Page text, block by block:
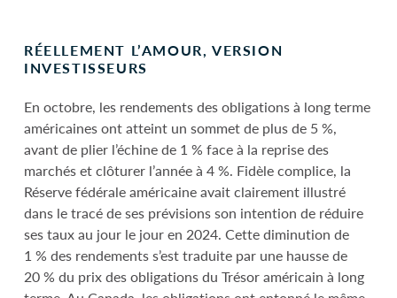
RÉELLEMENT L’AMOUR, VERSION
INVESTISSEURS
En octobre, les rendements des obligations à long terme
américaines ont atteint un sommet de plus de 5 %,
avant de plier l’échine de 1 % face à la reprise des
marchés et clôturer l’année à 4 %. Fidèle complice, la
Réserve fédérale américaine avait clairement illustré
dans le tracé de ses prévisions son intention de réduire
ses taux au jour le jour en 2024. Cette diminution de
1 % des rendements s’est traduite par une hausse de
20 % du prix des obligations du Trésor américain à long